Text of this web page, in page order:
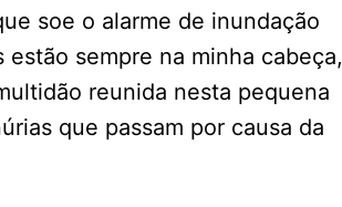
soe o alarme de inundação
estão sempre na minha cabeça,
reunida nesta pequena
que passam por causa da